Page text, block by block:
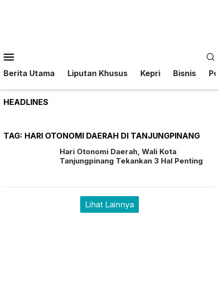
Mobile
Berita Utama Liputan Khusus Kepri Bisnis
HEADLINES
TAG: HARI OTONOMI DAERAH DI TANJUNGPINANG
Hari Otonomi Daerah, Wali Kota
Tanjungpinang Tekankan 3 Hal Penting
Lihat Lainnya